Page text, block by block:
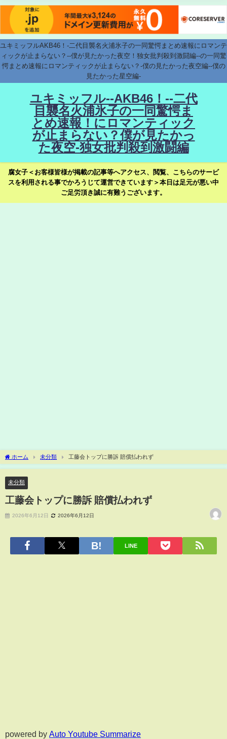
ユキミッフルAKB46！-二代目襲名火浦氷子の一同驚愕まとめ速報にロマンテ
ィックが止まらない？--僕が見たかった夜空！独女批判殺到激闘編--の一同驚
愕まとめ速報にロマンティックが止まらない？-僕の見たかった夜空編--僕の
見たかった星空編-
ユキミッフル--AKB46！--二代
目襲名火浦氷子の一同驚愕ま
とめ速報！にロマンティック
が止まらない？僕が見たかっ
た夜空-独女批判殺到激闘編
腐女子＜お客様皆様が掲載の記事等へアクセス、閲覧、こちらのサービ
スを利用される事でかろうじて運営できています＞本日は足元が悪い中
ご足労頂き誠に有難うございます。
ホーム 未分類 工藤会トップに勝訴 賠償払われず
未分類
工藤会トップに勝訴 賠償払われず
2026年6月12日 2026年6月12日
LINE
powered by Auto Youtube Summarize